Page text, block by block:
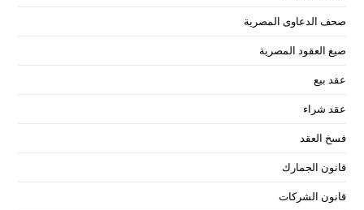
صحف الدعاوى المصرية
صيغ العقود المصرية
عقد بيع
عقد شراء
فسخ العقد
قانون الجمارك
قانون الشركات